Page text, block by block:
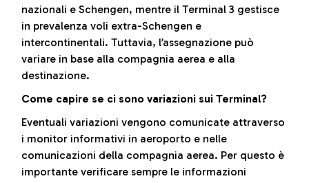
nazionali e Schengen, mentre il Terminal 3 gestisce
in prevalenza voli extra-Schengen e
intercontinentali. Tuttavia, l’assegnazione può
variare in base alla compagnia aerea e alla
destinazione.
Come capire se ci sono variazioni sui Terminal?
Eventuali variazioni vengono comunicate attraverso
i monitor informativi in aeroporto e nelle
comunicazioni della compagnia aerea. Per questo è
importante verificare sempre le informazioni